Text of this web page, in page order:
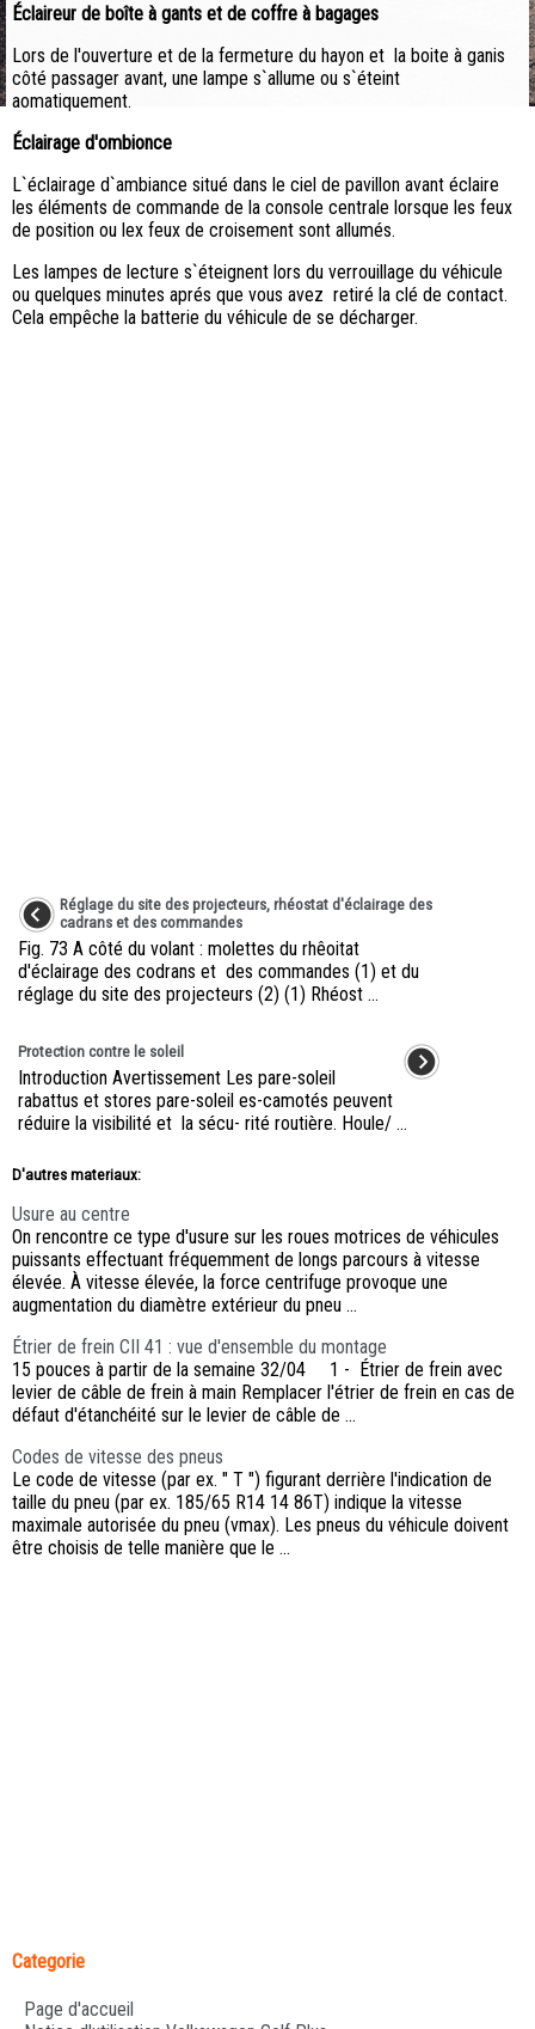
Éclaireur de boîte à gants et de coffre à bagages
Lors de l'ouverture et de la fermeture du hayon et la boite à ganis
côté passager avant, une lampe s`allume ou s`éteint
aomatiquement.
Éclairage d'ombionce
L`éclairage d`ambiance situé dans le ciel de pavillon avant éclaire
les éléments de commande de la console centrale lorsque les feux
de position ou lex feux de croisement sont allumés.
Les lampes de lecture s`éteignent lors du verrouillage du véhicule
ou quelques minutes aprés que vous avez retiré la clé de contact.
Cela empêche la batterie du véhicule de se décharger.
Réglage du site des projecteurs, rhéostat d'éclairage des
cadrans et des commandes
Fig. 73 A côté du volant : molettes du rhêoitat
d'éclairage des codrans et des commandes (1) et du
réglage du site des projecteurs (2) (1) Rhéost ...
Protection contre le soleil
Introduction Avertissement Les pare-soleil
rabattus et stores pare-soleil es-camotés peuvent
réduire la visibilité et la sécu- rité routière. Houle/ ...
D'autres materiaux:
Usure au centre
On rencontre ce type d'usure sur les roues motrices de véhicules
puissants effectuant fréquemment de longs parcours à vitesse
élevée. À vitesse élevée, la force centrifuge provoque une
augmentation du diamètre extérieur du pneu ...
Étrier de frein CII 41 : vue d'ensemble du montage
15 pouces à partir de la semaine 32/04 1 - Étrier de frein avec
levier de câble de frein à main Remplacer l'étrier de frein en cas de
défaut d'étanchéité sur le levier de câble de ...
Codes de vitesse des pneus
Le code de vitesse (par ex. " T ") figurant derrière l'indication de
taille du pneu (par ex. 185/65 R14 14 86T) indique la vitesse
maximale autorisée du pneu (vmax). Les pneus du véhicule doivent
être choisis de telle manière que le ...
Categorie
Page d'accueil